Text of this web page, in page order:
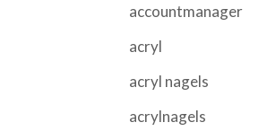
accountmanager
acryl
acryl nagels
acrylnagels